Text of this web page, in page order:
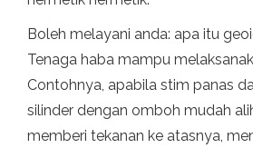
Boleh melayani anda: apa itu
Tenaga haba mampu
Contohnya, apabila stim panas
silinder dengan omboh mudah
memberi tekanan ke atasnya,